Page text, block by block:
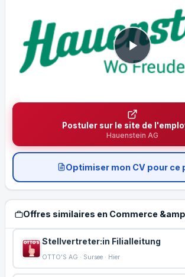
Postuler sur le site de
Hauenstein AG
Optimiser mon CV pour ce
Offres similaires en Commerce
Stellvertreter:in Filialleitung
OTTO'S AG · Sursee · Hier